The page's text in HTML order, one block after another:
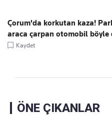
Çorum'da korkutan kaza!
araca çarpan otomobil böyle
Kaydet
ÖNE ÇIKANLAR